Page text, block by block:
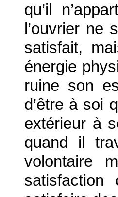
qu’il
l’ouvrier ne
satisfait,
énergie
ruine son
d’être à soi
extérieur à
quand il
volontaire
satisfaction